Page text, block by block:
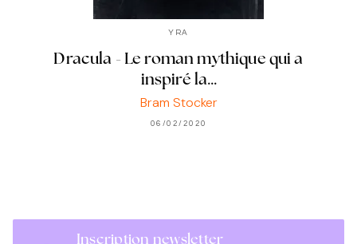
YRA
Dracula - Le roman mythique qui a
inspiré la…
Bram Stocker
06/02/2020
Inscription newsletter